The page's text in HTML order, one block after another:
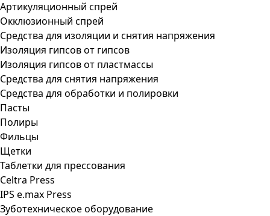
Артикуляционный спрей
Окклюзионный спрей
Средства для изоляции и снятия напряжения
Изоляция гипсов от гипсов
Изоляция гипсов от пластмассы
Средства для снятия напряжения
Средства для обработки и полировки
Пасты
Полиры
Фильцы
Щетки
Таблетки для прессования
Celtra Press
IPS e.max Press
Зуботехническое оборудование